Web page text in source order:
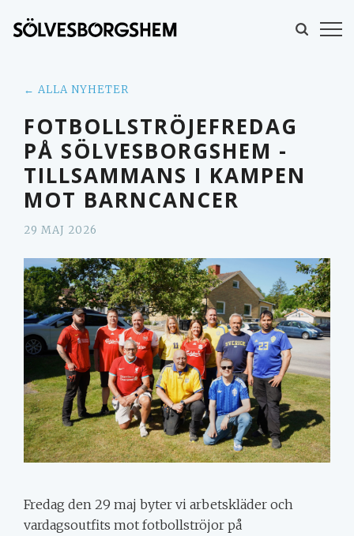
← ALLA NYHETER
FOTBOLLSTRÖJEFREDAG
PÅ SÖLVESBORGSHEM -
TILLSAMMANS I KAMPEN
MOT BARNCANCER
29 MAJ 2026
Fredag den 29 maj byter vi arbetskläder och
vardagsoutfits mot fotbollströjor på
MINA SIDOR
FELANMÄLAN
TILLGÄNGLIGHET